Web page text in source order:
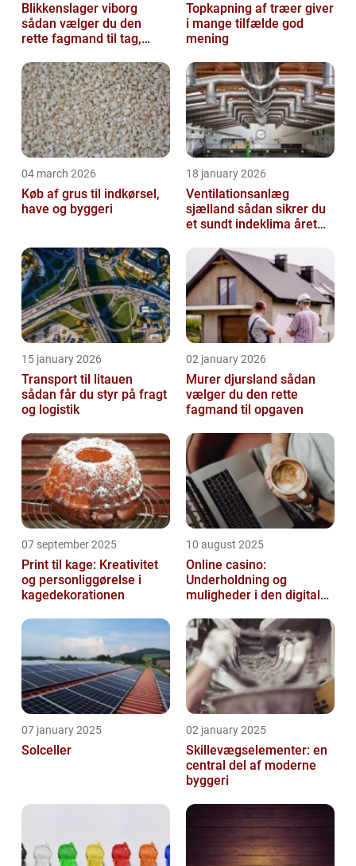
Blikkenslager viborg
sådan vælger du den
rette fagmand til tag,
Topkapning af træer giver
i mange tilfælde god
mening
04 march 2026
Køb af grus til indkørsel,
have og byggeri
18 january 2026
Ventilationsanlæg
sjælland sådan sikrer du
et sundt indeklima året
15 january 2026
Transport til litauen
sådan får du styr på fragt
og logistik
02 january 2026
Murer djursland sådan
vælger du den rette
fagmand til opgaven
07 september 2025
Print til kage: Kreativitet
og personliggørelse i
kagedekorationen
10 august 2025
Online casino:
Underholdning og
muligheder i den digitale
07 january 2025
Solceller
02 january 2025
Skillevægselementer: en
central del af moderne
byggeri